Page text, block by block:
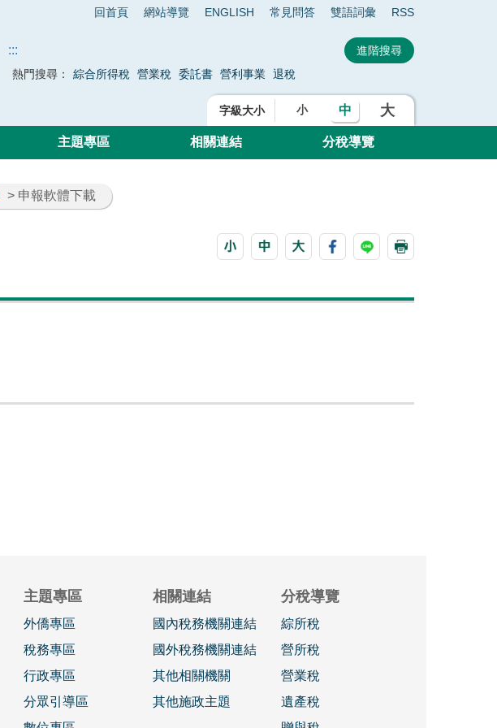
回首頁 網站導覽 ENGLISH 常見問答 雙語詞彙 RSS
:::
熱門搜尋： 綜合所得稅 營業稅 委託書 營利事業 退稅
字級大小 小 中 大
主題專區 相關連結 分稅導覽
> 申報軟體下載
主題專區
外僑專區
稅務專區
行政專區
分眾引導區
相關連結
國內稅務機關連結
國外稅務機關連結
其他相關機關
其他施政主題
分稅導覽
綜所稅
營所稅
營業稅
遺產稅